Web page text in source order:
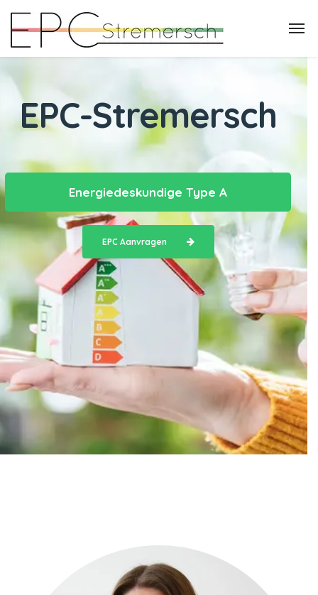
EPC-Stremersch
Energiedeskundige Type A
EPC Aanvragen